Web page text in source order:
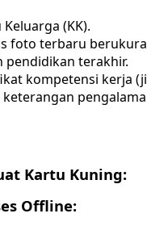
(KK).
foto terbaru
pendidikan terakhir.
kompetensi kerja
Kartu Kuning:
Offline: